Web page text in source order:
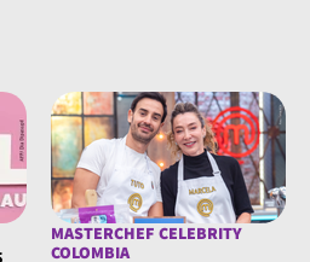
MASTERCHEF CELEBRITY
COLOMBIA